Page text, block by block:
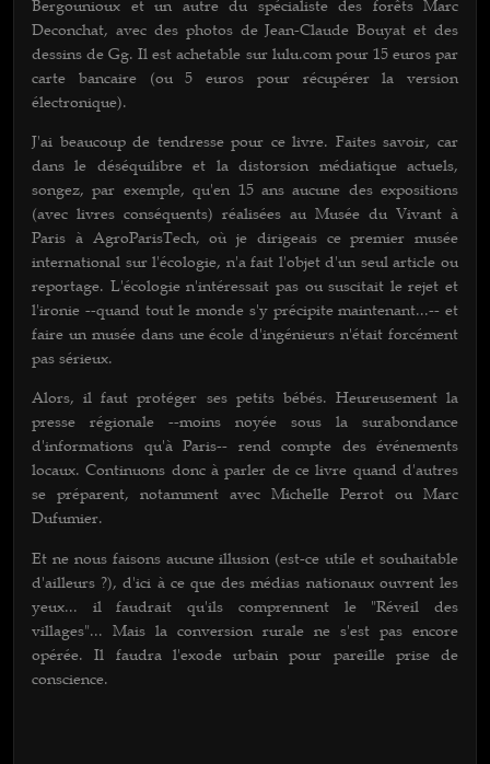
Bergounioux et un autre du spécialiste des forêts Marc
Deconchat, avec des photos de Jean-Claude Bouyat et des
dessins de Gg. Il est achetable sur lulu.com pour 15 euros par
carte bancaire (ou 5 euros pour récupérer la version
électronique).
J'ai beaucoup de tendresse pour ce livre. Faites savoir, car
dans le déséquilibre et la distorsion médiatique actuels,
songez, par exemple, qu'en 15 ans aucune des expositions
(avec livres conséquents) réalisées au Musée du Vivant à
Paris à AgroParisTech, où je dirigeais ce premier musée
international sur l'écologie, n'a fait l'objet d'un seul article ou
reportage. L'écologie n'intéressait pas ou suscitait le rejet et
l'ironie --quand tout le monde s'y précipite maintenant...-- et
faire un musée dans une école d'ingénieurs n'était forcément
pas sérieux.
Alors, il faut protéger ses petits bébés. Heureusement la
presse régionale --moins noyée sous la surabondance
d'informations qu'à Paris-- rend compte des événements
locaux. Continuons donc à parler de ce livre quand d'autres
se préparent, notamment avec Michelle Perrot ou Marc
Dufumier.
Et ne nous faisons aucune illusion (est-ce utile et souhaitable
d'ailleurs ?), d'ici à ce que des médias nationaux ouvrent les
yeux... il faudrait qu'ils comprennent le "Réveil des
villages"... Mais la conversion rurale ne s'est pas encore
opérée. Il faudra l'exode urbain pour pareille prise de
conscience.